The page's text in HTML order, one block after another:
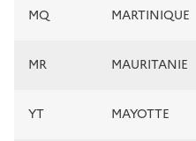
MQ MARTINIQUE
MR MAURITANIE
YT MAYOTTE